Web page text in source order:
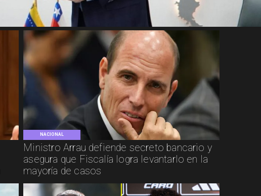
NACIONAL
Ministro Arrau defiende secreto bancario y
asegura que Fiscalía logra levantarlo en la
mayoría de casos